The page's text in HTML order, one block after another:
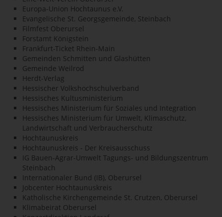
Europa-Union Hochtaunus e.V.
Evangelische St. Georgsgemeinde, Steinbach
Filmfest Oberursel
Forstamt Königstein
Frankfurt-Ticket Rhein-Main
Gemeinden Schmitten und Glashütten
Gemeinde Weilrod
Herdt-Verlag
Hessischer Volkshochschulverband
Hessisches Kultusministerium
Hessisches Ministerium für Soziales und Integration
Hessisches Ministerium für Umwelt, Klimaschutz,
Landwirtschaft und Verbraucherschutz
Hochtaunuskreis
Hochtaunuskreis - Der Kreisausschuss
IG Bauen-Agrar-Umwelt Tagungs- und Bildungszentrum
Steinbach
Internationaler Bund (IB), Oberursel
Jobcenter Hochtaunuskreis
Katholische Kirchengemeinde St. Crutzen, Oberursel
Klimabeirat Oberursel